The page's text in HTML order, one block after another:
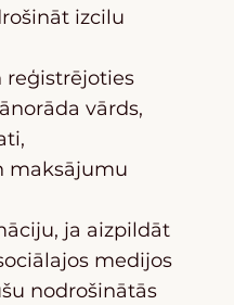
izcilu
reģistrējoties
vārds,
maksājumu
ja aizpildāt
medijos
nodrošinātās